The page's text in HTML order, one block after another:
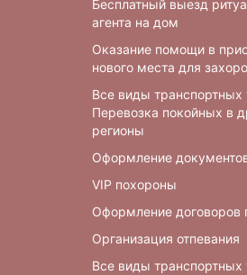
Бесплатный выезд
агента на дом
Оказание помощи в
нового места для
Все виды транспортных
Перевозка покойных в
регионы
Оформление
VIP похороны
Оформление договоров
Организация отпевания
Все виды транспортных